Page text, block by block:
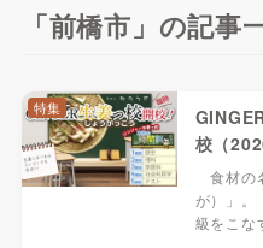
「前橋市」の記事
校（
食材の
が）」。
級をこな
特集